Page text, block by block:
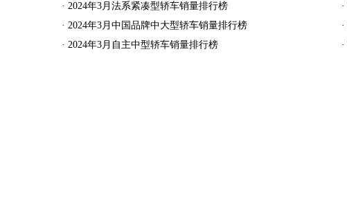
· 2024年3月法系紧凑型轿车销量排行榜 ·
· 2024年3月中国品牌中大型轿车销量排行榜 ·
· 2024年3月自主中型轿车销量排行榜 ·